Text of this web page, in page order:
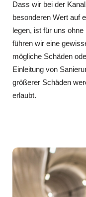
Dass wir bei der
besonderen Wert auf
legen, ist für uns
führen wir eine
mögliche Schäden
Einleitung von
größerer Schäden
erlaubt.